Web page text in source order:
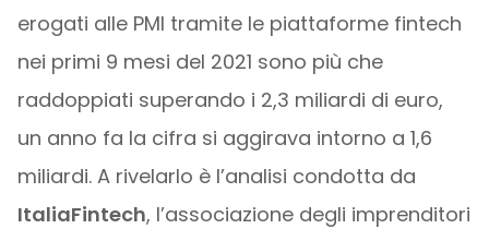
erogati alle PMI tramite le piattaforme fintech
nei primi 9 mesi del 2021 sono più che
raddoppiati superando i 2,3 miliardi di euro,
un anno fa la cifra si aggirava intorno a 1,6
miliardi. A rivelarlo è l’analisi condotta da
ItaliaFintech, l’associazione degli imprenditori